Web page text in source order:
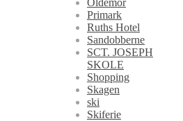
Oldemor
Primark
Ruths Hotel
Sandobberne
SCT. JOSEPH
SKOLE
Shopping
Skagen
ski
Skiferie